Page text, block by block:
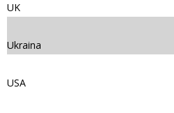
UK
Ukraina
USA